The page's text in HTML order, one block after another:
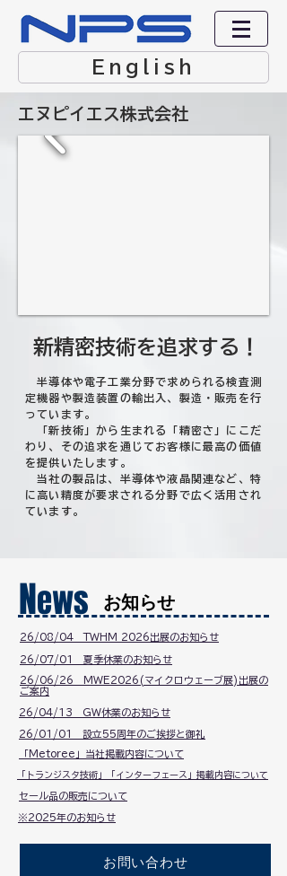
English
エヌピイエス株式会社
新精密技術を追求する！
半導体や電子工業分野で求められる検査測
定機器や製造装置の輸出入、製造・販売を行
っています。
「新技術」から生まれる「精密さ」にこだ
わり、その追求を通じてお客様に最高の価値
を提供いたします。
当社の製品は、半導体や液晶関連など、特
に高い精度が要求される分野で広く活用され
ています。
News お知らせ
​26/08/04 TWHM 2026出展のお知らせ
​26/07/01 夏季休業のお知らせ
​26/06/26 MWE2026(マイクロウェーブ展)出展の
ご案内
26/04/13 GW休業のお知らせ
26/01/01 設立55周年のご挨拶と御礼
「Metoree」当社掲載内容について
「トランジスタ技術」「インターフェース」掲載内容について
セール品の販売について
​※2025年のお知らせ
お問い合わせ